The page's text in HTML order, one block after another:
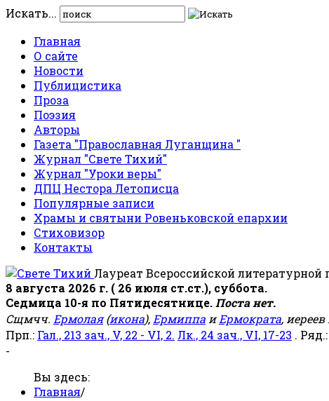
Искать...
Главная
О сайте
Новости
Публицистика
Проза
Поэзия
Авторы
Газета "Православная Луганщина "
Журнал "Свете Тихий"
Журнал "Уроки веры"
ДПЦ Нестора Летописца
Популярные записи
Храмы и святыни Ровеньковской епархии
Стиховизор
Контакты
Лауреат Всероссийской
8 августа 2026 г. ( 26 июля ст.ст.), суббота.
Седмица 10-я по Пятидесятнице. Поста нет.
Сщмчч. Ермолая(икона), Ермиппа иЕрмократа,
Прп.: Гал., 213 зач., V, 22 - VI, 2. Лк., 24 зач., VI, 17-23 . Ряд.:
-
Вы здесь:
Главная/